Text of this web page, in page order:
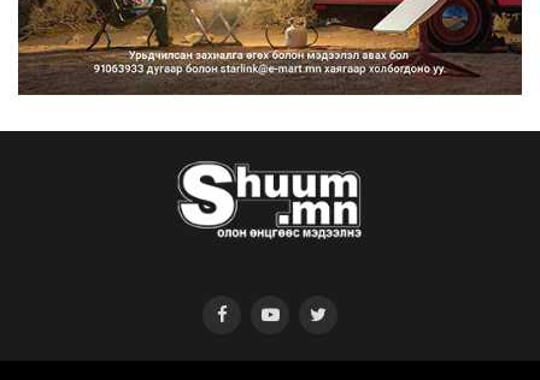
замналд түр хугац...
2026/08/07
Автомашины улсын дугаар сондгой
тоогоор төгссөн бо...